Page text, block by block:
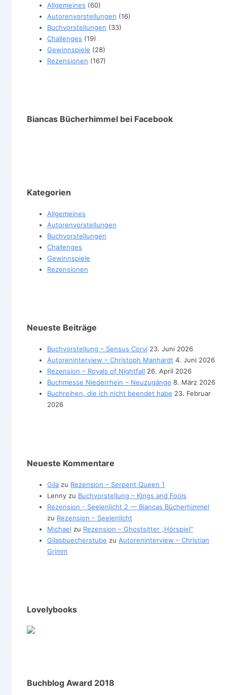
Allgemeines (60)
Autorenvorstellungen (16)
Buchvorstellungen (33)
Challenges (19)
Gewinnspiele (28)
Rezensionen (167)
Biancas Bücherhimmel bei Facebook
Kategorien
Allgemeines
Autorenvorstellungen
Buchvorstellungen
Challenges
Gewinnspiele
Rezensionen
Neueste Beiträge
Buchvorstellung – Sensus Corvi 23. Juni 2026
Autoreninterview – Christoph Manhardt 4. Juni 2026
Rezension – Royals of Nightfall 26. April 2026
Buchmesse Niederrhein – Neuzugänge 8. März 2026
Buchreihen, die ich nicht beendet habe 23. Februar
2026
Neueste Kommentare
Gila zu Rezension – Serpent Queen 1
Lenny zu Buchvorstellung – Kings and Fools
Rezension - Seelenlicht 2 — Biancas Bücherhimmel
zu Rezension – Seelenlicht
Michael zu Rezension – Ghostsitter „Hörspiel“
Gilasbuecherstube zu Autoreninterview – Christian
Grimm
Lovelybooks
Buchblog Award 2018